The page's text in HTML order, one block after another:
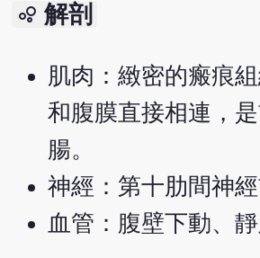
bubble_chart 解剖
肌肉：緻密的瘢痕
和腹膜直接相連，
腸。
神經：第十肋間神經
血管：腹壁下動、靜